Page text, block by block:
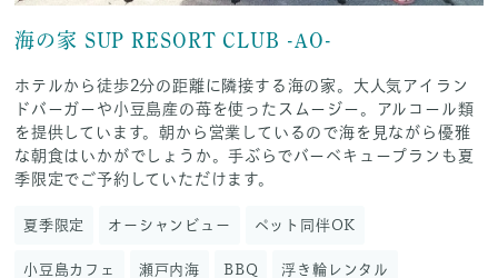
海の家 SUP RESORT CLUB -AO-
ホテルから徒歩2分の距離に隣接する海の家。大人気アイラン
ドバーガーや小豆島産の苺を使ったスムージー。アルコール類
を提供しています。朝から営業しているので海を見ながら優雅
な朝食はいかがでしょうか。手ぶらでバーベキュープランも夏
季限定でご予約していただけます。
夏季限定 オーシャンビュー ペット同伴OK
小豆島カフェ 瀬戸内海 BBQ 浮き輪レンタル